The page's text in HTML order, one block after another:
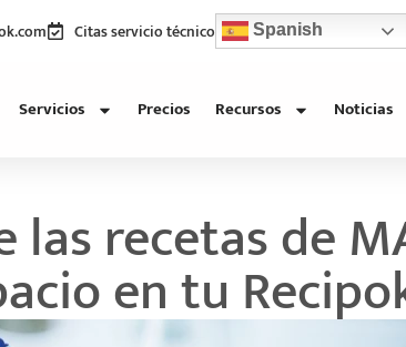
Citas servicio técnico Spanish
Servicios Precios Recursos Noticias
las recetas de
en tu